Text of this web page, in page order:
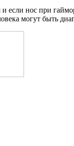
нос при
могут быть